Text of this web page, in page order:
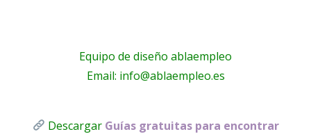
Equipo de diseño ablaempleo
Email: info@ablaempleo.es
Descargar Guías gratuitas para encontrar